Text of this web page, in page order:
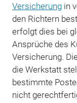
Versicherungin
den Richtern
erfolgt dies bei
Ansprüche des
Versicherung.
die Werkstatt
bestimmte
nicht